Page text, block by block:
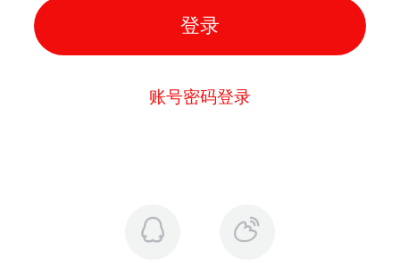
登录
账号密码登录